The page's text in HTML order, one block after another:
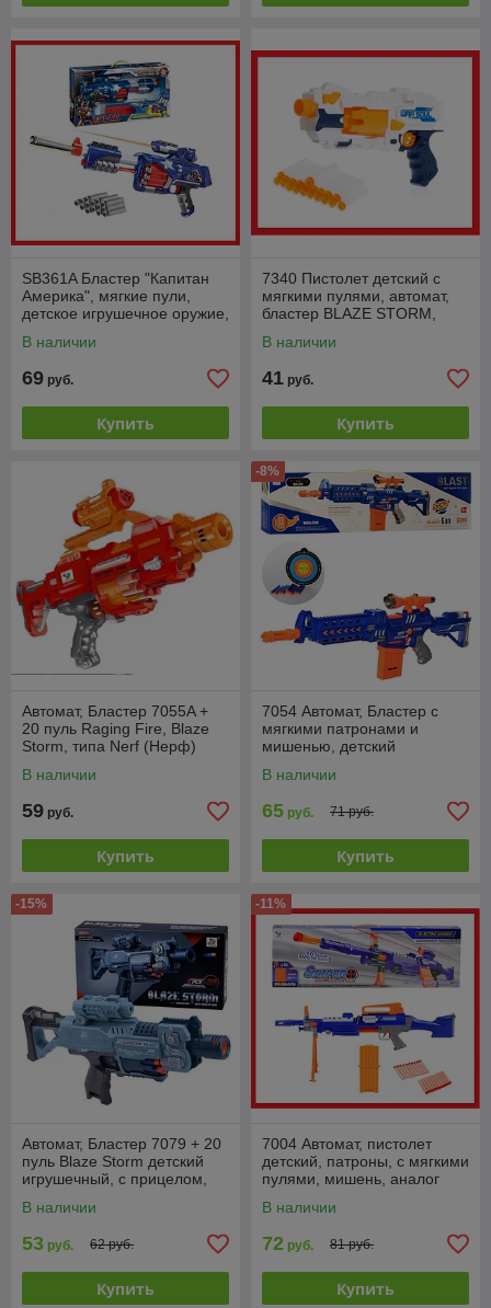
SB361A Бластер "Капитан
Америка", мягкие пули,
детское игрушечное оружие,
В наличии
69 руб.
Купить
7340 Пистолет детский с
мягкими пулями, автомат,
бластер BLAZE STORM,
аналог Nerf
В наличии
41 руб.
Купить
Автомат, Бластер 7055A +
20 пуль Raging Fire, Blaze
Storm, типа Nerf (Нерф)
В наличии
59 руб.
Купить
-8%
7054 Автомат, Бластер с
мягкими патронами и
мишенью, детский
Nerf, на батарейках
В наличии
65 руб. 71 руб.
Купить
-15%
Автомат, Бластер 7079 + 20
пуль Blaze Storm детский
игрушечный, с прицелом,
(Нерф)
В наличии
53 руб. 62 руб.
Купить
-11%
7004 Автомат, пистолет
детский, патроны, с мягкими
пулями, мишень, аналог
В наличии
72 руб. 81 руб.
Купить